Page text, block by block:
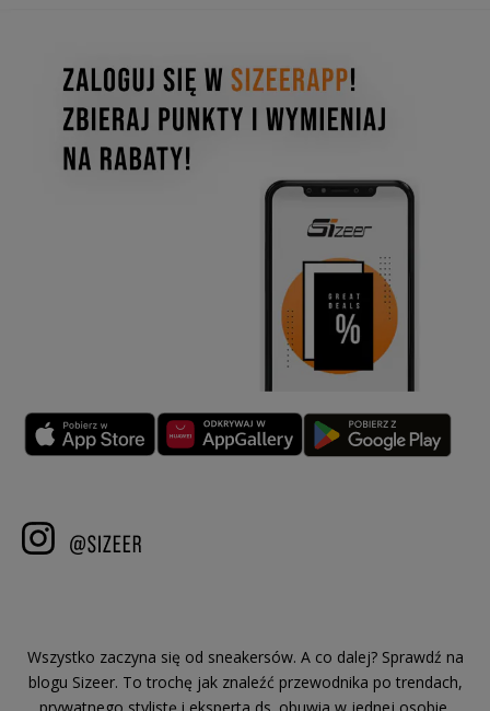
Wszystko zaczyna się od sneakersów. A co dalej? Sprawdź na
blogu Sizeer. To trochę jak znaleźć przewodnika po trendach,